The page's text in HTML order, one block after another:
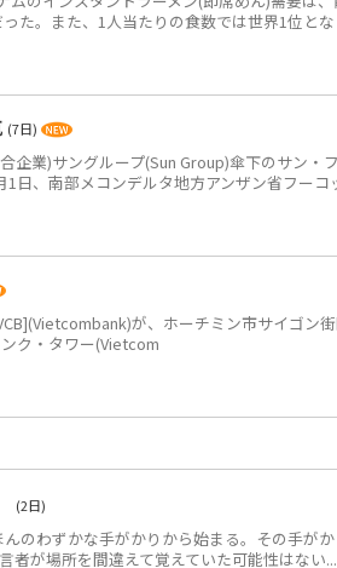
た。また、1人当たりの食数では世界1位と
(7日)
企業)サングループ(Sun Group)傘下のサン・
日、南部メコンデルタ地方アンザン省フーコ
が、ホーチミン市サイゴン
ク・タワー(Vietcom
(2日)
のわずかな手がかりから始まる。その手が
が場所を間違えて覚えていた可能性はない...